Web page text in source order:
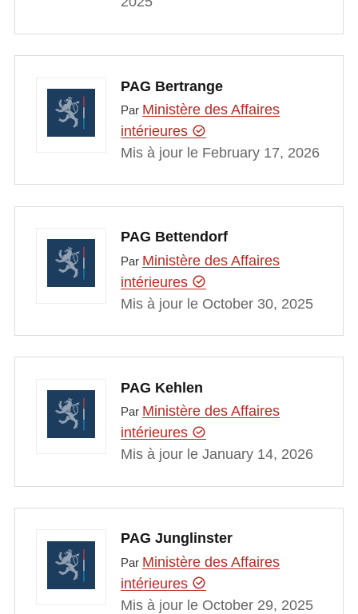
PAG Bertrange
Par Ministère des Affaires
intérieures
Mis à jour le February 17, 2026
PAG Bettendorf
Par Ministère des Affaires
intérieures
Mis à jour le October 30, 2025
PAG Kehlen
Par Ministère des Affaires
intérieures
Mis à jour le January 14, 2026
PAG Junglinster
Par Ministère des Affaires
intérieures
Mis à jour le October 29, 2025